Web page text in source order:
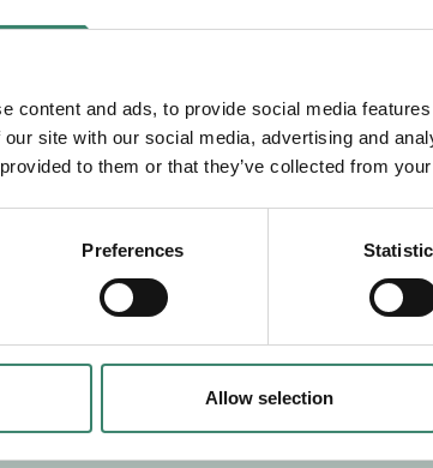
content and ads, to provide social media
site with our social media, advertising and
to them or that they’ve collected from
Preferences
Allow selection
dig med mer information om våra
Tillbaka till Sverek